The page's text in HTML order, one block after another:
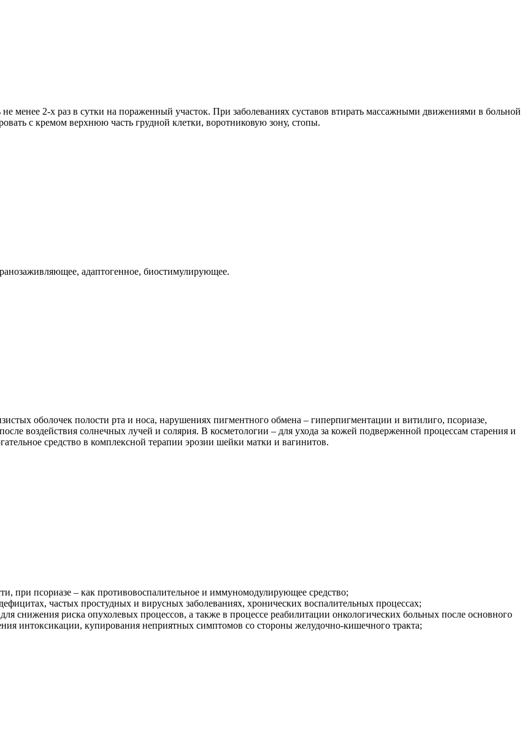
менее 2-х раз в сутки на пораженный участок. При заболеваниях суставов втирать массажными движениями в больной
с кремом верхнюю часть грудной клетки, воротниковую зону, стопы.
адаптогенное, биостимулирующее.
оболочек полости рта и носа, нарушениях пигментного обмена – гиперпигментации и витилиго, псориазе,
воздействия солнечных лучей и солярия. В косметологии – для ухода за кожей подверженной процессам старения и
средство в комплексной терапии эрозии шейки матки и вагинитов.
при псориазе – как противовоспалительное и иммуномодулирующее средство;
частых простудных и вирусных заболеваниях, хронических воспалительных процессах;
снижения риска опухолевых процессов, а также в процессе реабилитации онкологических больных после основного
интоксикации, купирования неприятных симптомов со стороны желудочно-кишечного тракта;